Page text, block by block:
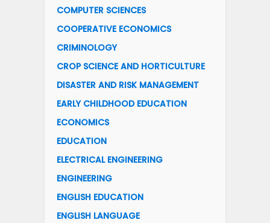
COMPUTER SCIENCES
COOPERATIVE ECONOMICS
CRIMINOLOGY
CROP SCIENCE AND HORTICULTURE
DISASTER AND RISK MANAGEMENT
EARLY CHILDHOOD EDUCATION
ECONOMICS
EDUCATION
ELECTRICAL ENGINEERING
ENGINEERING
ENGLISH EDUCATION
ENGLISH LANGUAGE